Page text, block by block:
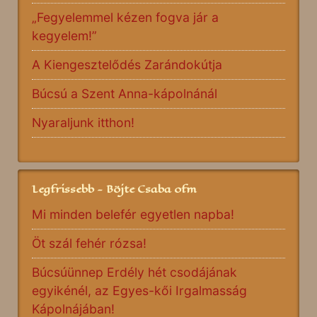
„Fegyelemmel kézen fogva jár a
kegyelem!”
A Kiengesztelődés Zarándokútja
Búcsú a Szent Anna-kápolnánál
Nyaraljunk itthon!
Legfrissebb - Böjte Csaba ofm
Mi minden belefér egyetlen napba!
Öt szál fehér rózsa!
Búcsúünnep Erdély hét csodájának
egyikénél, az Egyes-kői Irgalmasság
Kápolnájában!